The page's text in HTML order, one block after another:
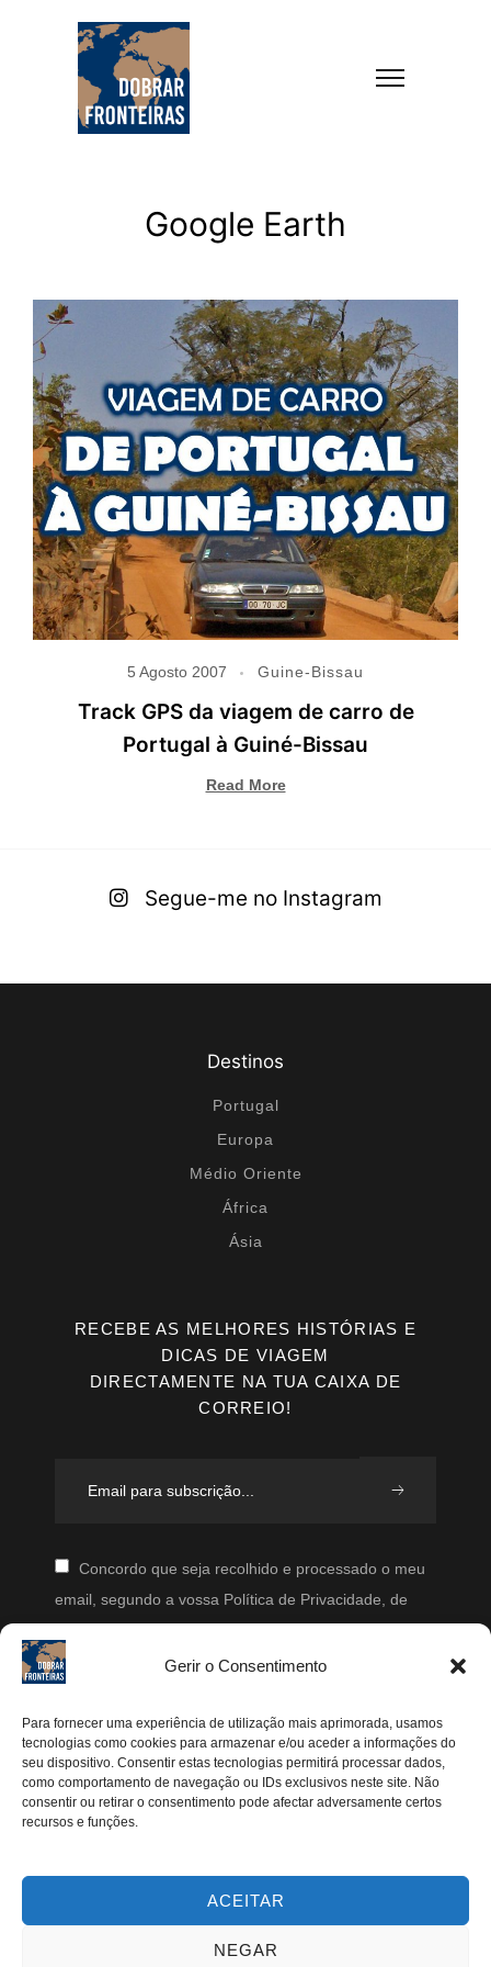
Gerir o Consentimento
Para fornecer uma experiência de utilização mais aprimorada, usamos
tecnologias como cookies para armazenar e/ou aceder a informações do
seu dispositivo. Consentir estas tecnologias permitirá processar dados,
como comportamento de navegação ou IDs exclusivos neste site. Não
consentir ou retirar o consentimento pode afectar adversamente certos
recursos e funções.
ACEITAR
NEGAR
Google Earth
5 Agosto 2007 Guine-Bissau
Track GPS da viagem de carro de
Portugal à Guiné-Bissau
Read More
Segue-me no Instagram
Destinos
Portugal
Europa
Médio Oriente
África
Ásia
RECEBE AS MELHORES HISTÓRIAS E
DICAS DE VIAGEM
DIRECTAMENTE NA TUA CAIXA DE
CORREIO!
Concordo que seja recolhido e processado o meu
email, segundo a vossa Política de Privacidade, de
periodicamente.
Segue-me
Instagram
Pinterest
Youtube